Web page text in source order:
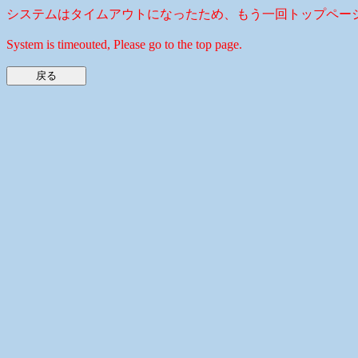
システムはタイムアウトになったため、もう一回トップペー
System is timeouted, Please go to the top page.